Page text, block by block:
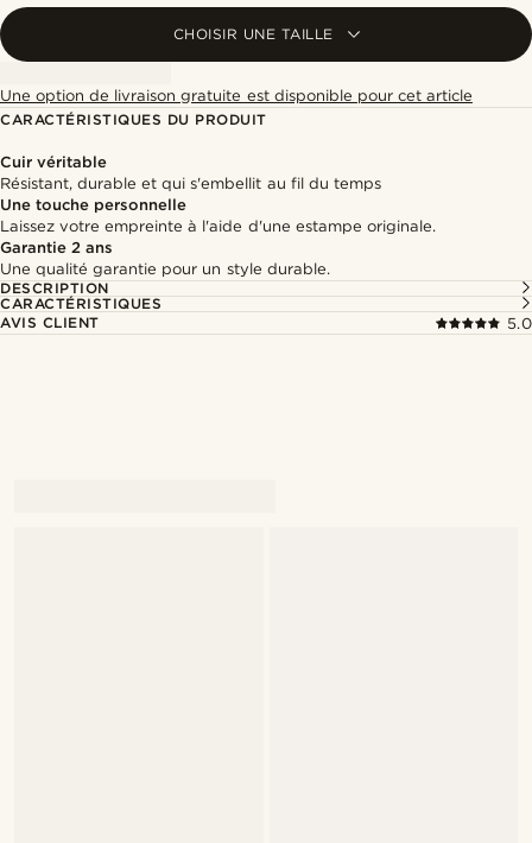
CHOISIR UNE TAILLE
Une option de livraison gratuite est disponible pour cet article
CARACTÉRISTIQUES DU PRODUIT
Cuir véritable
Résistant, durable et qui s'embellit au fil du temps
Une touche personnelle
Laissez votre empreinte à l'aide d'une estampe originale.
Garantie 2 ans
Une qualité garantie pour un style durable.
DESCRIPTION
CARACTÉRISTIQUES
AVIS CLIENT
5.0